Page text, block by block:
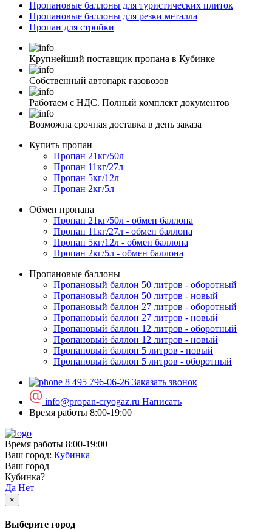
Пропановые баллоны для туристических плиток
Пропановые баллоны для резки металла
Пропан для стройки
Крупнейший поставщик пропана в Кубинке
Собственный автопарк газовозов
Работаем с НДС. Полный комплект документов
Возможна срочная доставка в день заказа
Купить пропан
Пропан 21кг/50л
Пропан 11кг/27л
Пропан 5кг/12л
Пропан 2кг/5л
Обмен пропана
Пропан 21кг/50л - обмен баллона
Пропан 11кг/27л - обмен баллона
Пропан 5кг/12л - обмен баллона
Пропан 2кг/5л - обмен баллона
Пропановые баллоны
Пропановый баллон 50 литров - оборотный
Пропановый баллон 50 литров - новый
Пропановый баллон 27 литров - оборотный
Пропановый баллон 27 литров - новый
Пропановый баллон 12 литров - оборотный
Пропановый баллон 12 литров - новый
Пропановый баллон 5 литров - новый
Пропановый баллон 5 литров - оборотный
8 495 796-06-26 Заказать звонок
info@propan-cryogaz.ru Написать
Время работы 8:00-19:00
Время работы 8:00-19:00
Ваш город: Кубинка
Ваш город
Кубинка?
Да Нет
×
Выберите город